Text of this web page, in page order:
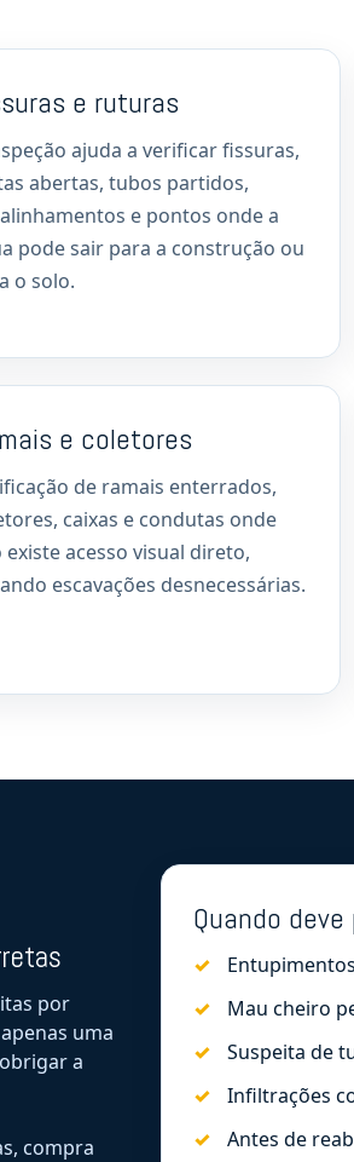
e ruturas
ajuda a verificar fissuras,
abertas, tubos partidos,
e pontos onde a
pode sair para a construção ou
o solo.
e coletores
de ramais enterrados,
caixas e condutas onde
existe acesso visual direto,
escavações desnecessárias.
por
uma
a
compra
Quando deve
Mau cheiro
Suspeita de
Infiltrações
Antes de